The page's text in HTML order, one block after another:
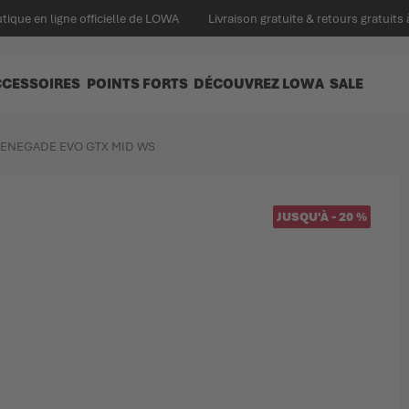
en ligne officielle de LOWA Livraison gratuite & retours gratuits
POINTS FORTS DÉCOUVREZ LOWA SALE
EVO GTX MID WS
JUSQU'À-20%